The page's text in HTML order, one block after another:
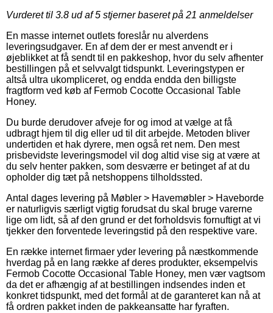
Vurderet til 3.8 ud af 5 stjerner baseret på 21 anmeldelser
En masse internet outlets foreslår nu alverdens
leveringsudgaver. En af dem der er mest anvendt er i
øjeblikket at få sendt til en pakkeshop, hvor du selv afhenter
bestillingen på et selvvalgt tidspunkt. Leveringstypen er
altså ultra ukompliceret, og endda endda den billigste
fragtform ved køb af Fermob Cocotte Occasional Table
Honey.
Du burde derudover afveje for og imod at vælge at få
udbragt hjem til dig eller ud til dit arbejde. Metoden bliver
undertiden et hak dyrere, men også ret nem. Den mest
prisbevidste leveringsmodel vil dog altid vise sig at være at
du selv henter pakken, som desværre er betinget af at du
opholder dig tæt på netshoppens tilholdssted.
Antal dages levering på Møbler > Havemøbler > Haveborde
er naturligvis særligt vigtig forudsat du skal bruge varerne
lige om lidt, så af den grund er det forholdsvis fornuftigt at vi
tjekker den forventede leveringstid på den respektive vare.
En række internet firmaer yder levering på næstkommende
hverdag på en lang række af deres produkter, eksempelvis
Fermob Cocotte Occasional Table Honey, men vær vagtsom
da det er afhængig af at bestillingen indsendes inden et
konkret tidspunkt, med det formål at de garanteret kan nå at
få ordren pakket inden de pakkeansatte har fyraften.